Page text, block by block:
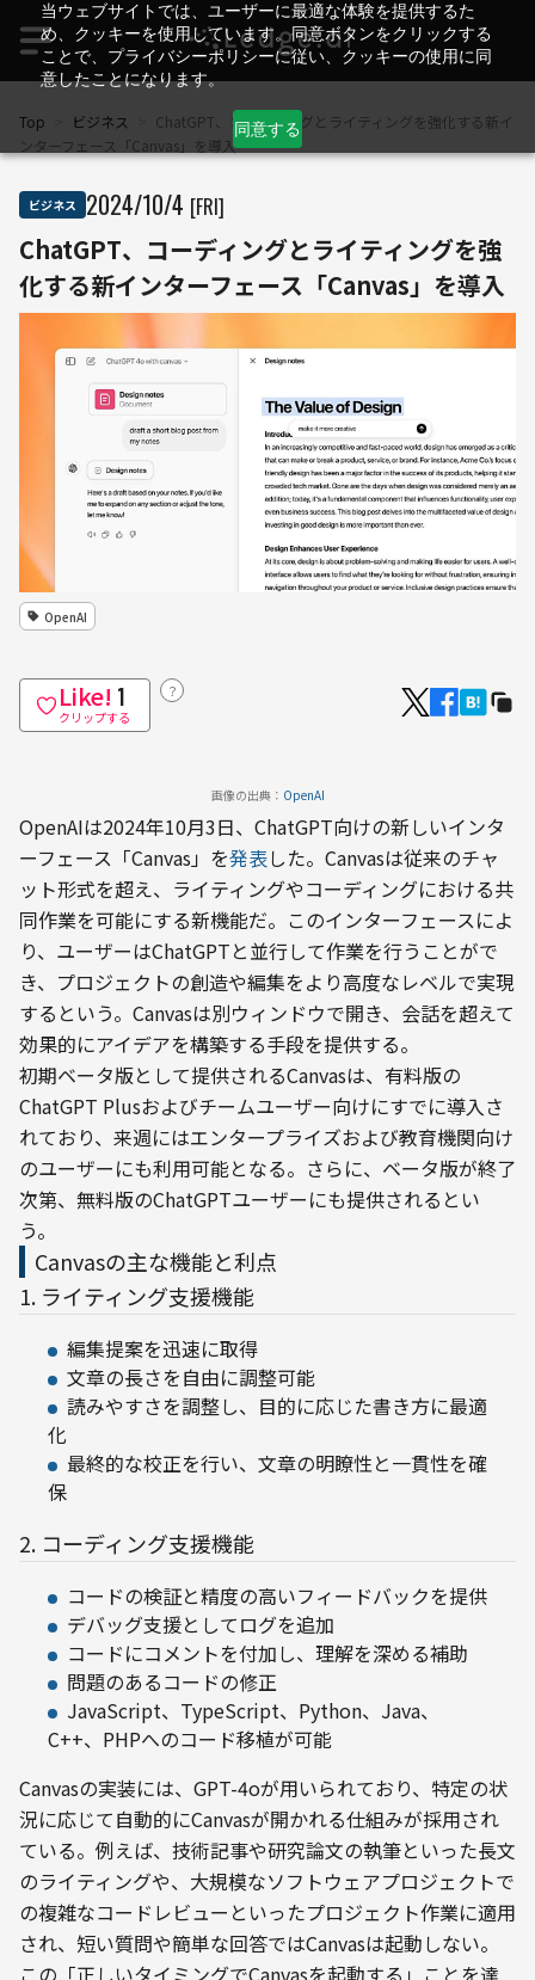
当ウェブサイトでは、ユーザーに最適な体験を提供するた
め、クッキーを使用しています。同意ボタンをクリックする
ことで、プライバシーポリシーに従い、クッキーの使用に同
意したことになります。
同意する
Top ビジネス
ChatGPT、コーディングとライティングを強化する新イ
ンターフェース「Canvas」を導入
ビジネス 2024/10/4 [FRI]
ChatGPT、コーディングとライティングを強
化する新インターフェース「Canvas」を導入
OpenAI
Like! 1
クリップする
？
画像の出典： OpenAI
OpenAIは2024年10月3日、ChatGPT向けの新しいインタ
ーフェース「Canvas」を発表した。Canvasは従来のチャ
ット形式を超え、ライティングやコーディングにおける共
同作業を可能にする新機能だ。このインターフェースによ
り、ユーザーはChatGPTと並行して作業を行うことがで
き、プロジェクトの創造や編集をより高度なレベルで実現
するという。Canvasは別ウィンドウで開き、会話を超えて
効果的にアイデアを構築する手段を提供する。
初期ベータ版として提供されるCanvasは、有料版の
ChatGPT Plusおよびチームユーザー向けにすでに導入さ
れており、来週にはエンタープライズおよび教育機関向け
のユーザーにも利用可能となる。さらに、ベータ版が終了
次第、無料版のChatGPTユーザーにも提供されるとい
う。
Canvasの主な機能と利点
1. ライティング支援機能
編集提案を迅速に取得
文章の長さを自由に調整可能
読みやすさを調整し、目的に応じた書き方に最適
化
最終的な校正を行い、文章の明瞭性と一貫性を確
保
2. コーディング支援機能
コードの検証と精度の高いフィードバックを提供
デバッグ支援としてログを追加
コードにコメントを付加し、理解を深める補助
問題のあるコードの修正
JavaScript、TypeScript、Python、Java、
C++、PHPへのコード移植が可能
Canvasの実装には、GPT-4oが用いられており、特定の状
況に応じて自動的にCanvasが開かれる仕組みが採用され
ている。例えば、技術記事や研究論文の執筆といった長文
のライティングや、大規模なソフトウェアプロジェクトで
の複雑なコードレビューといったプロジェクト作業に適用
され、短い質問や簡単な回答ではCanvasは起動しない。